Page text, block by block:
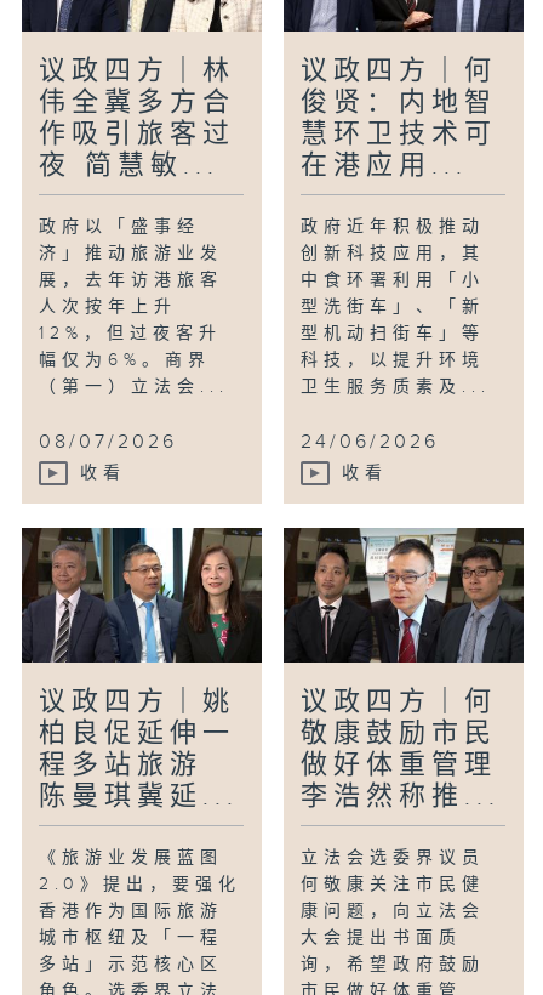
议政四方｜林
伟全冀多方合
作吸引旅客过
夜 简慧敏...
政府以「盛事经
济」推动旅游业发
展，去年访港旅客
人次按年上升
12%，但过夜客升
幅仅为6%。商界
（第一）立法会...
08/07/2026
收看
议政四方｜何
俊贤：内地智
慧环卫技术可
在港应用...
政府近年积极推动
创新科技应用，其
中食环署利用「小
型洗街车」、「新
型机动扫街车」等
科技，以提升环境
卫生服务质素及...
24/06/2026
收看
议政四方｜姚
柏良促延伸一
程多站旅游
陈曼琪冀延...
《旅游业发展蓝图
2.0》提出，要强化
香港作为国际旅游
城市枢纽及「一程
多站」示范核心区
议政四方｜何
敬康鼓励市民
做好体重管理
李浩然称推...
立法会选委界议员
何敬康关注市民健
康问题，向立法会
大会提出书面质
询，希望政府鼓励